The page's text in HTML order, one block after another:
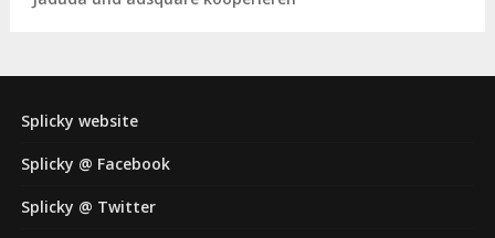
Splicky website
Splicky @ Facebook
Splicky @ Twitter